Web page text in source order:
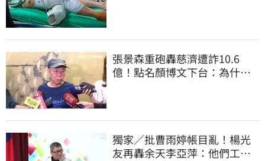
張景森重砲轟慈濟遭詐10.6
億！點名顏博文下台：為什麼
獨家／批曹雨婷帳目亂！楊光
友再轟余天李亞萍：他們工會